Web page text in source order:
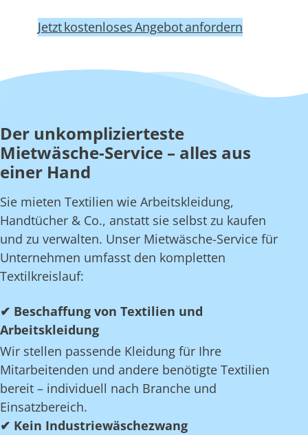
Jetzt kostenloses Angebot anfordern
Der unkomplizierteste
Mietwäsche-Service – alles aus
einer Hand
Sie mieten Textilien wie Arbeitskleidung,
Handtücher & Co., anstatt sie selbst zu kaufen
und zu verwalten. Unser Mietwäsche-Service für
Unternehmen umfasst den kompletten
Textilkreislauf:
✔ Beschaffung von Textilien und
Arbeitskleidung
Wir stellen passende Kleidung für Ihre
Mitarbeitenden und andere benötigte Textilien
bereit – individuell nach Branche und
Einsatzbereich.
✔ Kein Industriewäschezwang